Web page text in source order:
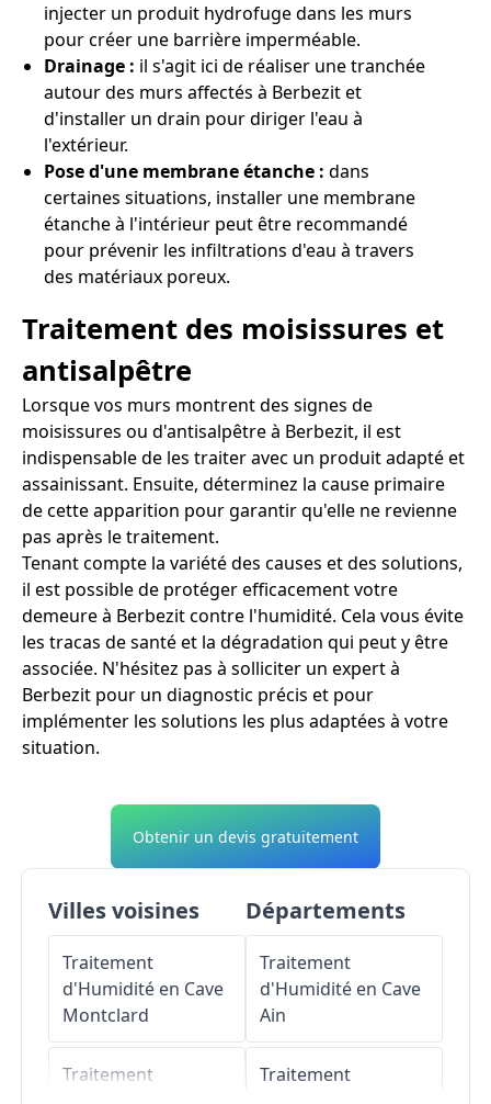
injecter un produit hydrofuge dans les murs
pour créer une barrière imperméable.
Drainage : il s'agit ici de réaliser une tranchée
autour des murs affectés à Berbezit et
d'installer un drain pour diriger l'eau à
l'extérieur.
Pose d'une membrane étanche : dans
certaines situations, installer une membrane
étanche à l'intérieur peut être recommandé
pour prévenir les infiltrations d'eau à travers
des matériaux poreux.
Traitement des moisissures et
antisalpêtre
Lorsque vos murs montrent des signes de
moisissures ou d'antisalpêtre à Berbezit, il est
indispensable de les traiter avec un produit adapté et
assainissant. Ensuite, déterminez la cause primaire
de cette apparition pour garantir qu'elle ne revienne
pas après le traitement.
Tenant compte la variété des causes et des solutions,
il est possible de protéger efficacement votre
demeure à Berbezit contre l'humidité. Cela vous évite
les tracas de santé et la dégradation qui peut y être
associée. N'hésitez pas à solliciter un expert à
Berbezit pour un diagnostic précis et pour
implémenter les solutions les plus adaptées à votre
situation.
Obtenir un devis gratuitement
Villes voisines
Traitement
d'Humidité en Cave
Montclard
Traitement
Départements
Traitement
d'Humidité en Cave
Ain
Traitement